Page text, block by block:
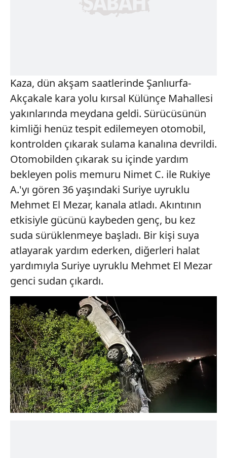
Kaza, dün akşam saatlerinde Şanlıurfa-
Akçakale kara yolu kırsal Külünçe Mahallesi
yakınlarında meydana geldi. Sürücüsünün
kimliği henüz tespit edilemeyen otomobil,
kontrolden çıkarak sulama kanalına devrildi.
Otomobilden çıkarak su içinde yardım
bekleyen polis memuru Nimet C. ile Rukiye
A.'yı gören 36 yaşındaki Suriye uyruklu
Mehmet El Mezar, kanala atladı. Akıntının
etkisiyle gücünü kaybeden genç, bu kez
suda sürüklenmeye başladı. Bir kişi suya
atlayarak yardım ederken, diğerleri halat
yardımıyla Suriye uyruklu Mehmet El Mezar
genci sudan çıkardı.